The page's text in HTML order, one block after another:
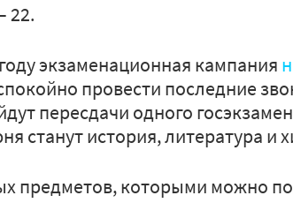
22.
экзаменационная кампания
провести последние
пересдачи одного
станут история, литература и
предметов, которыми можно